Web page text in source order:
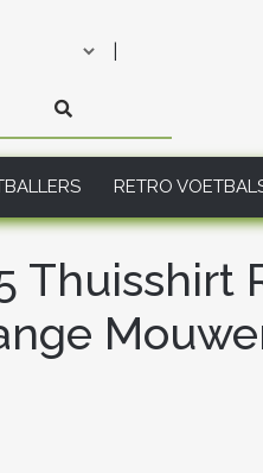
RETRO
Thuisshirt